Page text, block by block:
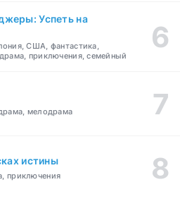
Успеть на
США, фантастика,
приключения, семейный
мелодрама
истины
приключения